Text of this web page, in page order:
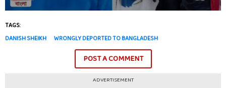
TAGS:
DANISH SHEIKH
WRONGLY DEPORTED TO BANGLADESH
POST A COMMENT
ADVERTISEMENT